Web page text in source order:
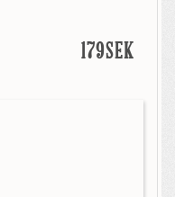
179SEK